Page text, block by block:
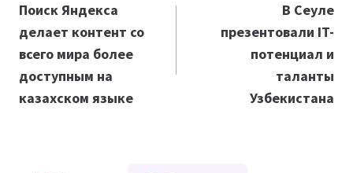
по
записям
Поиск Яндекса
делает контент со
всего мира более
доступным на
казахском языке
В Сеуле
презентовали IT-
потенциал и
таланты
Узбекистана